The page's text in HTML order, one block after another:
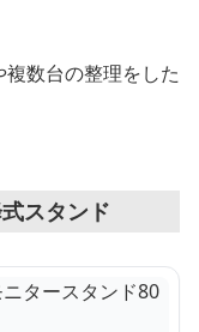
複数台の整理をした
スタンド